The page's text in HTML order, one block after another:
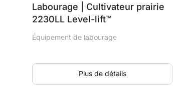
Labourage | Cultivateur prairie
2230LL Level-lift™
Équipement de labourage
Plus de détails